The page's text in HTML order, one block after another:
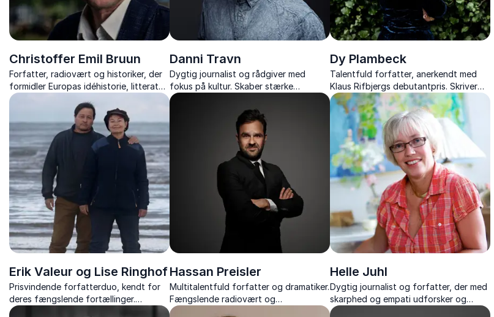
Christoffer Emil Bruun
Forfatter, radiovært og historiker, der
formidler Europas idéhistorie, litteratur,
tro og menneskets psykologi.
Danni Travn
Dygtig journalist og rådgiver med
fokus på kultur. Skaber stærke
fortællinger
Dy Plambeck
Talentfuld forfatter, anerkendt med
Klaus Rifbjergs debutantpris. Skriver
med dybde og originalitet, der berører
og udfordrer.
Erik Valeur og Lise Ringhof
Prisvindende forfatterduo, kendt for
deres fængslende fortællinger.
Sammen skaber de dybdegående og
Hassan Preisler
Multitalentfuld forfatter og dramatiker.
Fængslende radiovært og
foredragsholder, der vækker følelser
Helle Juhl
Dygtig journalist og forfatter, der med
skarphed og empati udforsker og
formidler historier om landliv og